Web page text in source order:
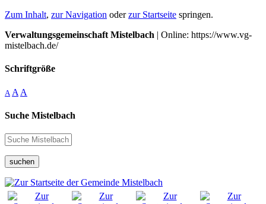
Zum Inhalt, zur Navigation oderzur Startseite springen.
Verwaltungsgemeinschaft Mistelbach | Online: https://www.vg-
mistelbach.de/
Schriftgröße
A A A
Suche Mistelbach
suchen